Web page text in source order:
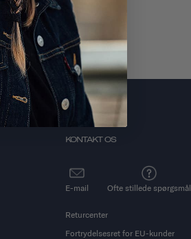
KONTAKT OS
E-mail Ofte stillede spørgsmål
Returcenter
Fortrydelsesret for EU-kunder